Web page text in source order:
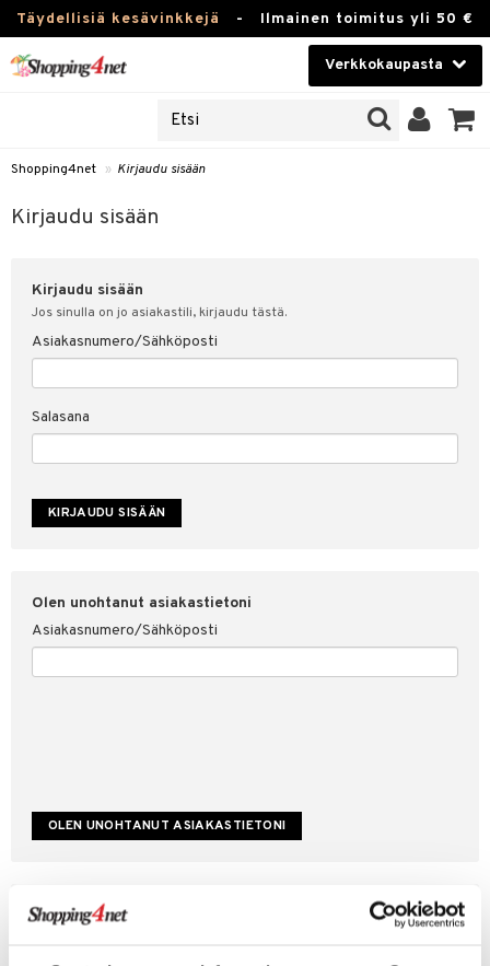
Täydellisiä kesävinkkejä - Ilmainen toimitus yli 50 €
Verkkokaupasta
Piilolinssit
Luontaistuotteet
Fitness
Koti & Sisustus
Lelut, Lapsi & Vauva
Tuotemerkkejä
Shopping4net » Kirjaudu sisään
Kirjaudu sisään
Kirjaudu sisään
Jos sinulla on jo asiakastili, kirjaudu tästä.
Asiakasnumero/Sähköposti
Salasana
Olen unohtanut asiakastietoni
Asiakasnumero/Sähköposti
Luo uusi asiakas
sisään
& vastauksia
myyntiehdot
suojaus